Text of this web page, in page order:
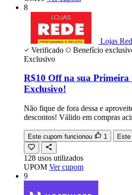
8
Lojas
Verificado
Benefício
Exclusivo
R$10 Off na sua
Exclusivo!
Não fique de fora dessa e
descontos! Válido em compras
Este cupom funcionou 1
128 usos utilizados
UPOM Ver cupom
9